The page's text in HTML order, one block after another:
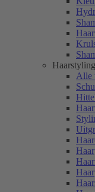
Haarstyling
Alle